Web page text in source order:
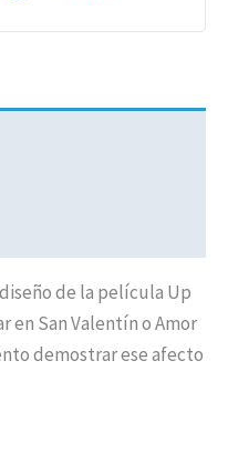
de la película Up
en San Valentín o Amor
demostrar ese afecto